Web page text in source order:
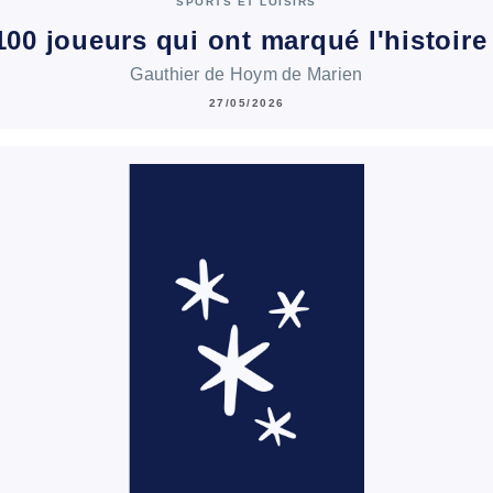
joueurs qui ont marqué
Gauthier de Hoym de Marien
27/05/2026